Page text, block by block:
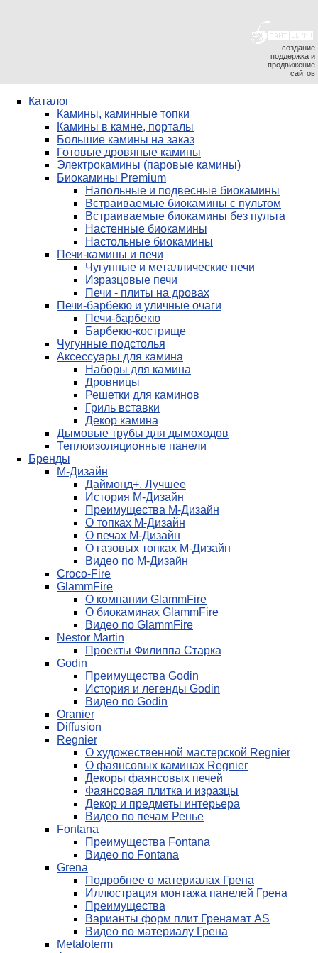
создание
поддержка и
продвижение
сайтов
Каталог
Камины, каминные топки
Камины в камне, порталы
Большие камины на заказ
Готовые дровяные камины
Электрокамины (паровые камины)
Биокамины Premium
Напольные и подвесные биокамины
Встраиваемые биокамины с пультом
Встраиваемые биокамины без пульта
Настенные биокамины
Настольные биокамины
Печи-камины и печи
Чугунные и металлические печи
Изразцовые печи
Печи - плиты на дровах
Печи-барбекю и уличные очаги
Печи-барбекю
Барбекю-кострище
Чугунные подстолья
Аксессуары для камина
Наборы для камина
Дровницы
Решетки для каминов
Гриль вставки
Декор камина
Дымовые трубы для дымоходов
Теплоизоляционные панели
Бренды
М-Дизайн
Даймонд+. Лучшее
История М-Дизайн
Преимущества М-Дизайн
О топках М-Дизайн
О печах М-Дизайн
О газовых топках М-Дизайн
Видео по М-Дизайн
Croco-Fire
GlammFire
О компании GlammFire
О биокаминах GlammFire
Видео по GlammFire
Nestor Martin
Проекты Филиппа Старка
Godin
Преимущества Godin
История и легенды Godin
Видео по Godin
Oranier
Diffusion
Regnier
О художественной мастерской Regnier
О фаянсовых каминах Regnier
Декоры фаянсовых печей
Фаянсовая плитка и изразцы
Декор и предметы интерьера
Видео по печам Ренье
Fontana
Преимущества Fontana
Видео по Fontana
Grena
Подробнее о материалах Грена
Иллюстрация монтажа панелей Грена
Преимущества
Варианты форм плит Гренамат AS
Видео по материалу Грена
Metaloterm